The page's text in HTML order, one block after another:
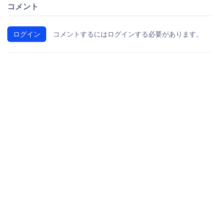
コメント
ログイン コメントするにはログインする必要があります。